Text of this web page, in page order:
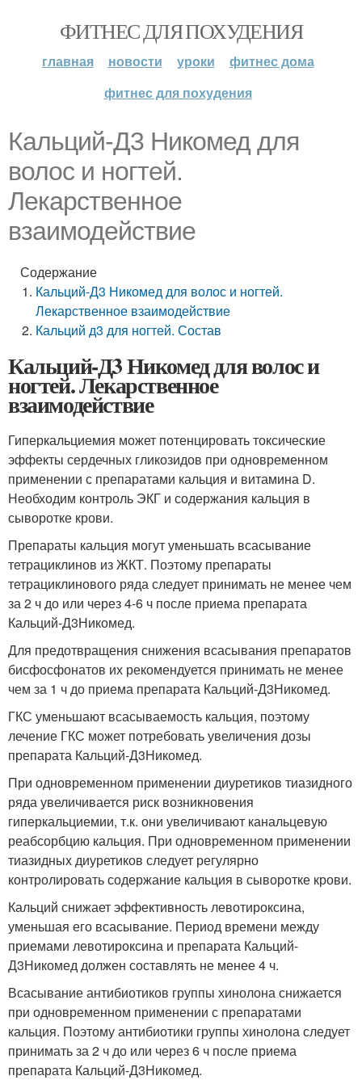
ФИТНЕС ДЛЯ ПОХУДЕНИЯ
главная новости уроки
фитнес дома
фитнес для похудения
Кальций-Д3 Никомед для
волос и ногтей.
Лекарственное
взаимодействие
Содержание
Кальций-Д3 Никомед для волос и ногтей.
Лекарственное взаимодействие
Кальций д3 для ногтей. Состав
Кальций-Д3 Никомед для волос и
ногтей. Лекарственное
взаимодействие
Гиперкальциемия может потенцировать токсические
эффекты сердечных гликозидов при одновременном
применении с препаратами кальция и витамина D.
Необходим контроль ЭКГ и содержания кальция в
сыворотке крови.
Препараты кальция могут уменьшать всасывание
тетрациклинов из ЖКТ. Поэтому препараты
тетрациклинового ряда следует принимать не менее чем
за 2 ч до или через 4-6 ч после приема препарата
Кальций-Д3Никомед.
Для предотвращения снижения всасывания препаратов
бисфосфонатов их рекомендуется принимать не менее
чем за 1 ч до приема препарата Кальций-Д3Никомед.
ГКС уменьшают всасываемость кальция, поэтому
лечение ГКС может потребовать увеличения дозы
препарата Кальций-Д3Никомед.
При одновременном применении диуретиков тиазидного
ряда увеличивается риск возникновения
гиперкальциемии, т.к. они увеличивают канальцевую
реабсорбцию кальция. При одновременном применении
тиазидных диуретиков следует регулярно
контролировать содержание кальция в сыворотке крови.
Кальций снижает эффективность левотироксина,
уменьшая его всасывание. Период времени между
приемами левотироксина и препарата Кальций-
Д3Никомед должен составлять не менее 4 ч.
Всасывание антибиотиков группы хинолона снижается
при одновременном применении с препаратами
кальция. Поэтому антибиотики группы хинолона следует
принимать за 2 ч до или через 6 ч после приема
препарата Кальций-Д3Никомед.